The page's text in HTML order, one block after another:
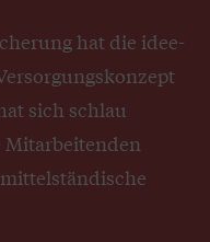
hat die idee-
sich schlau